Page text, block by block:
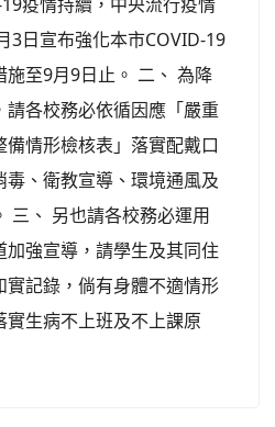
3日宣布強化本市COVID-19
至9月9日止。 二、 為降
各校務必依循因應「嚴重
情形檢核表」落實配戴口
、衛教宣導、環境通風及
三、 另也請各校務必運用
加強宣導，請學生及其同住
實記錄，倘有身體不適情形
生病不上班及不上課原